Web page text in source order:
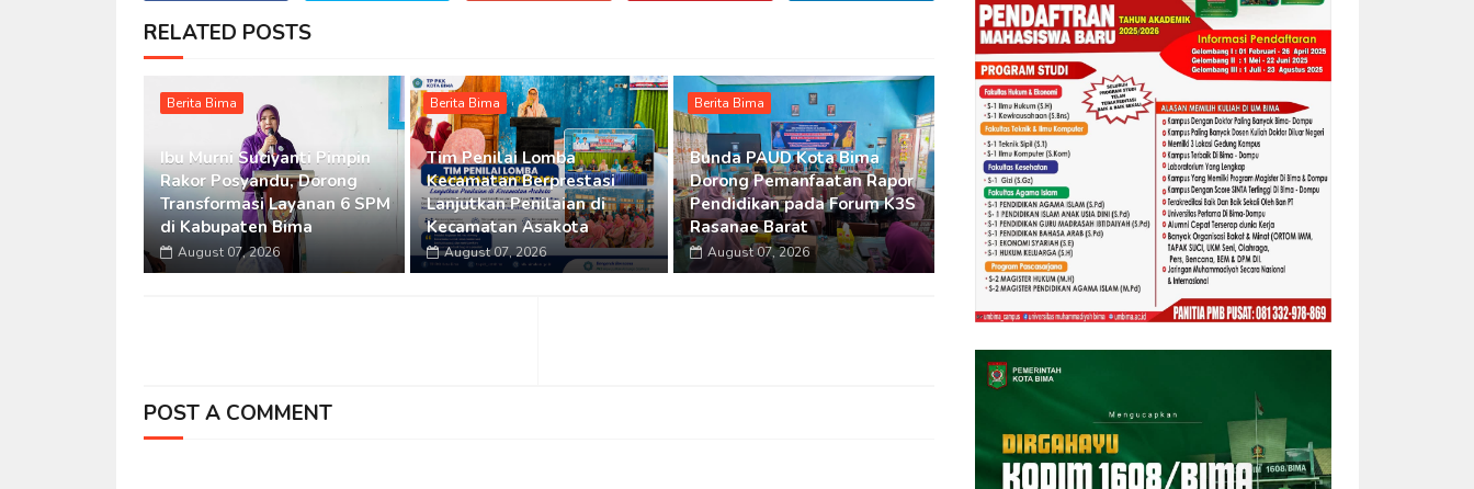
RELATED POSTS
Berita Bima
Ibu Murni Suciyanti Pimpin
Rakor Posyandu, Dorong
Transformasi Layanan 6 SPM
di Kabupaten Bima
August 07, 2026
Berita Bima
Tim Penilai Lomba
Kecamatan Berprestasi
Lanjutkan Penilaian di
Kecamatan Asakota
August 07, 2026
Berita Bima
Bunda PAUD Kota Bima
Dorong Pemanfaatan Rapor
Pendidikan pada Forum K3S
Rasanae Barat
August 07, 2026
POST A COMMENT